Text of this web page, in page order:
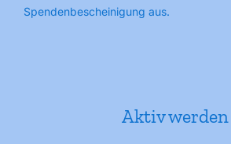
Spendenbescheinigung aus.
Aktiv werden